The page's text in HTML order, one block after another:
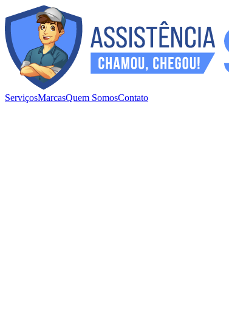
ServiçosMarcasQuem SomosContato